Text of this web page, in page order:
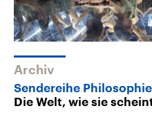
Archiv
Sendereihe
Die Welt, wie sie